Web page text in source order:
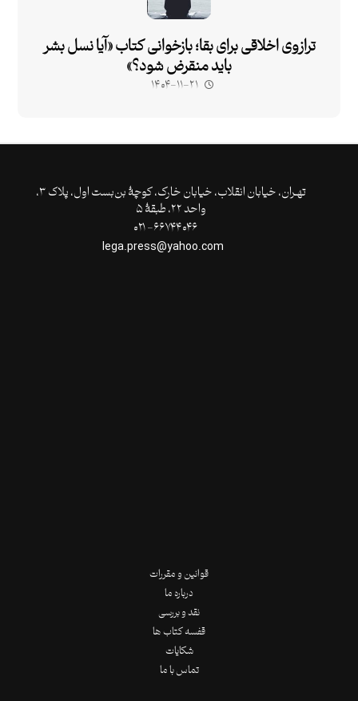
ترازوی اخلاقی برای بقا؛ بازخوانی کتاب «آیا نسل بشر
باید منقرض شود؟»
۱۴۰۴-۱۱-۲۱
تهـران،‌ خیابان انقلاب، خیابان خارک، کوچۀ بن‌بست اول، پلاک ۳،
واحد ۲۲، طبقۀ ۵
قوانین و مقررات
درباره ما
نقد و بررسی
قفسه کتاب ها
شکایات
تماس با ما